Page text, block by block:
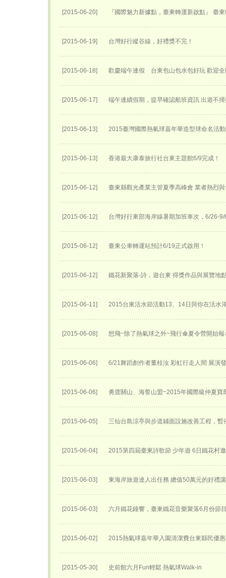
[2015-06-20] 『國際魅力新據點，臺東轉運新啟點』 臺東
[2015-06-19] 台灣好行縱谷線，好禮獎不完！
[2015-06-18] 歡慶端午連假 台東包山包水包好玩 歡迎
[2015-06-17] 端午連續假期，提早確認船班資訊 出遊不
[2015-06-13] 2015臺灣國際熱氣球嘉年華​造型球命名活
[2015-06-13] 香港最大康泰旅行社台東主題館6/9完成！
[2015-06-12] 臺東縣觀光產業主管夏季高峰會 業者熱烈
[2015-06-12] 台灣好行東部海岸線暑期加班車次，6/26-
[2015-06-12] 臺東公車轉運站預計6/19正式啟用！
[2015-06-12] 鐵花新聚落-詩，遊台東 得獎作品與展覽地
[2015-06-11] 2015台東活水節活動13、14日與你在活水
[2015-06-08] 想飛~除了熱氣球之外~飛行傘夏令營開始報
[2015-06-06] 6/21舞蹈創作者董桂汝 彩虹行走人間 展演
[2015-06-06] 勇渡關山、海誓山盟~2015年國際級仲夏寶
[2015-06-05] 三仙台島涼亭與步道鋪面設施改善工程，暫
[2015-06-04] 2015第四屆臺東詩歌節 少年遊 6日鐵花村
[2015-06-03] 東海岸旅遊達人出任務 總值50萬元的好禮
[2015-06-03] 六月鐵花鐘響，臺東鐵花音樂聚落6月份節
[2015-06-02] 2015熱氣球嘉年華入園清潔費台東縣民優
[2015-05-30] 史前館六月Fun輕鬆 熱氣球Walk-in